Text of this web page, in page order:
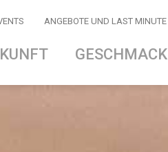
ANGEBOTE UND LAST MINUTE
GESCHMACK